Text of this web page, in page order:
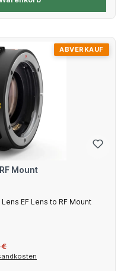
Mount
EF Lens to RF Mount
€
ABVERKAUF